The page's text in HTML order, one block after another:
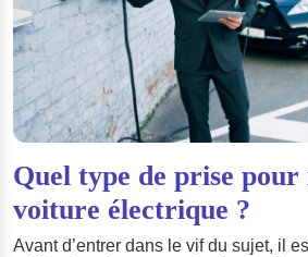
Quel type de prise
voiture électrique ?
Avant d’entrer dans le vif du sujet, il